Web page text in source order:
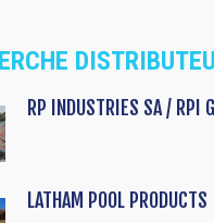
RP INDUSTRIES SA / RPI
LATHAM POOL PRODUCTS